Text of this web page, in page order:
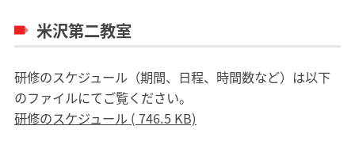
米沢第二教室
研修のスケジュール（期間、日程、時間数など）は以下
のファイルにてご覧ください。
研修のスケジュール ( 746.5 KB)